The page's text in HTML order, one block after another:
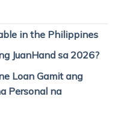
in the Philippines
JuanHand sa 2026?
Loan Gamit ang
Personal na